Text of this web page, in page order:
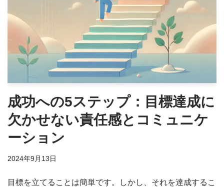
成功への5ステップ：目標達成に
欠かせない責任感とコミュニケ
ーション
2024年9月13日
目標を立てることは簡単です。しかし、それを達成するこ